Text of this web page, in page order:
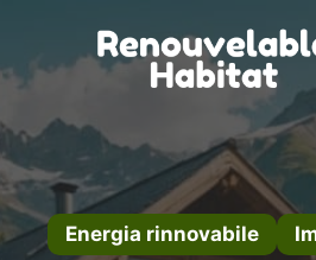
contenuto
Energia rinnovabile